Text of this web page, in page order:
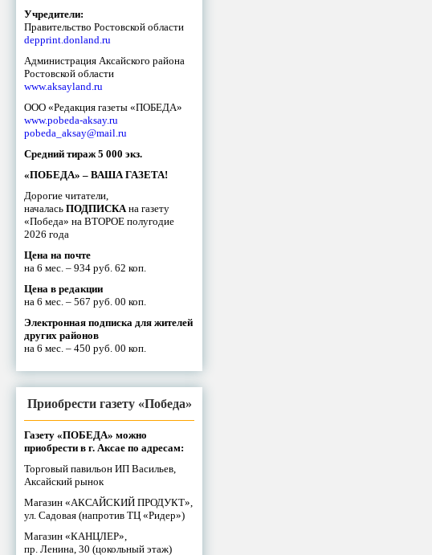
Учредители:
Правительство Ростовской области
depprint.donland.ru
Администрация Аксайского района
Ростовской области
www.aksayland.ru
ООО «Редакция газеты «ПОБЕДА»
www.pobeda-aksay.ru
pobeda_aksay@mail.ru
Средний тираж 5 000 экз.
«ПОБЕДА» – ВАША ГАЗЕТА!
Дорогие читатели,
началась ПОДПИСКА на газету
«Победа» на ВТОРОЕ полугодие
2026 года
Цена на почте
на 6 мес. – 934 руб. 62 коп.
Цена в редакции
на 6 мес. – 567 руб. 00 коп.
Электронная подписка для жителей
других районов
на 6 мес. – 450 руб. 00 коп.
Приобрести газету «Победа»
Газету «ПОБЕДА» можно
приобрести в г. Аксае по адресам:
Торговый павильон ИП Васильев,
Аксайский рынок
Магазин «АКСАЙСКИЙ ПРОДУКТ»,
ул. Садовая (напротив ТЦ «Ридер»)
Магазин «КАНЦЛЕР»,
пр. Ленина, 30 (цокольный этаж)